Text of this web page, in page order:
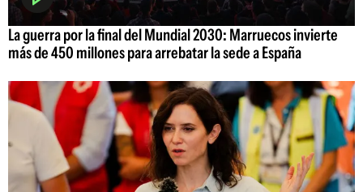
La guerra por la final del Mundial 2030: Marruecos invierte
más de 450 millones para arrebatar la sede a España